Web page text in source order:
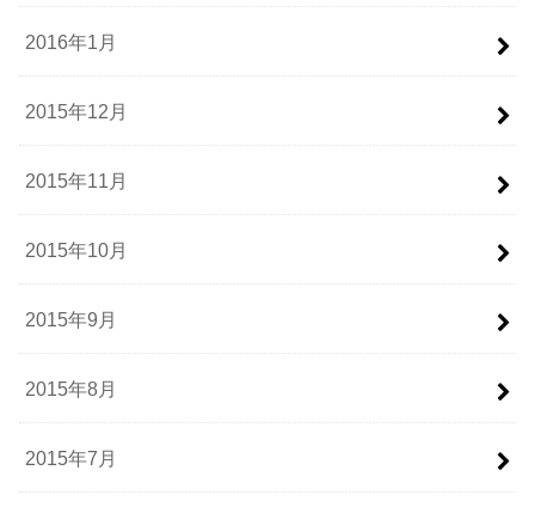
2016年1月
2015年12月
2015年11月
2015年10月
2015年9月
2015年8月
2015年7月